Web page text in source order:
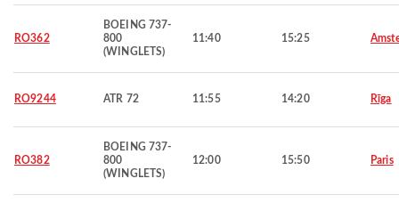
RO362
BOEING 737-
800
(WINGLETS)
11:40 15:25
RO9244 ATR 72 11:55 14:20 Rīga
RO382
BOEING 737-
800
(WINGLETS)
12:00 15:50 Paris